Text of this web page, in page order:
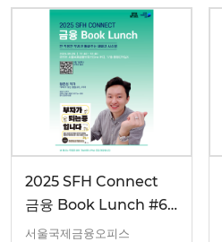
규제의 균형
2025 SFH Connect
금융 Book Lunch #6
(9/26)
서울국제금융오피스